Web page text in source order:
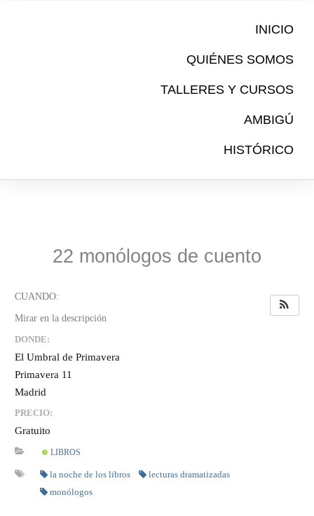
INICIO
QUIÉNES SOMOS
TALLERES Y CURSOS
AMBIGÚ
HISTÓRICO
22 monólogos de cuento
DONDE:
El Umbral de Primavera
Primavera 11
Madrid
PRECIO:
Gratuito
LIBROS
la noche de los libros
lecturas dramatizadas
monólogos